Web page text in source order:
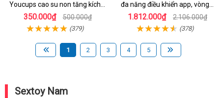
Youcups cao su non tăng kích
thước
350.000₫ 500.000₫
(379)
đa năng điều khiển app, vòng
đeo siêu tiện
1.812.000₫ 2.106.000₫
(378)
1 2 3 4 5
Sextoy Nam